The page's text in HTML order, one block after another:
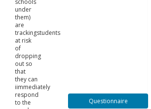
schools
under
them)
are
trackingstudents
at risk
of
dropping
out so
that
they can
iimmediately
respond
to the
Questionnaire